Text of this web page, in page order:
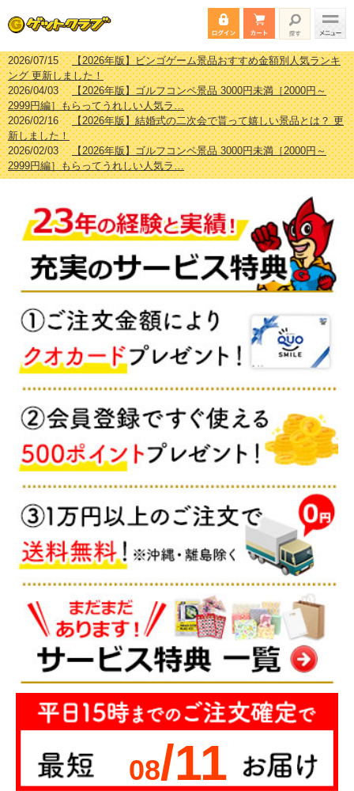
2026/07/15【2026年版】ビンゴゲーム景品おすすめ金額別人気ランキ
ング 更新しました！
2026/04/03【2026年版】ゴルフコンペ景品 3000円未満［2000円～
2999円編］もらってうれしい人気ラ…
2026/02/16【2026年版】結婚式の二次会で貰って嬉しい景品とは？ 更
新しました！
2026/02/03【2026年版】ゴルフコンペ景品 3000円未満［2000円～
2999円編］もらってうれしい人気ラ…
08/11